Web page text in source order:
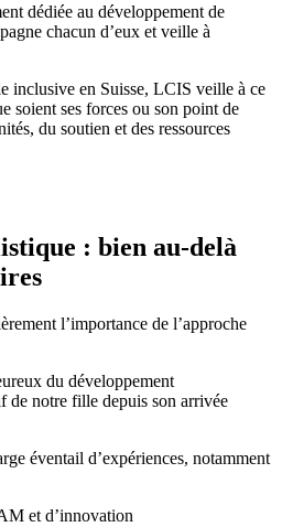
dédiée au développement de
chacun d’eux et veille à
inclusive en Suisse, LCIS veille à ce
soient ses forces ou son point de
du soutien et des ressources
: bien au-delà
l’importance de l’approche
du développement
de notre fille depuis son arrivée
éventail d’expériences, notamment
et d’innovation